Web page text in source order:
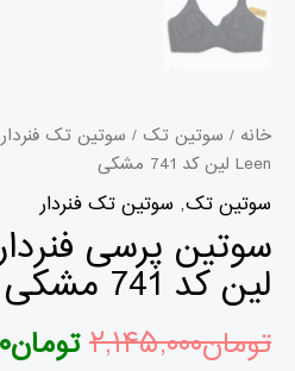
خانه / سوتین تک / سوتین تک فنردار
Leen لین کد 741 مشکی
سوتین تک, سوتین تک فنردار
لین کد 741 مشکی
تومان۲,۱۴۵,۰۰۰تومان